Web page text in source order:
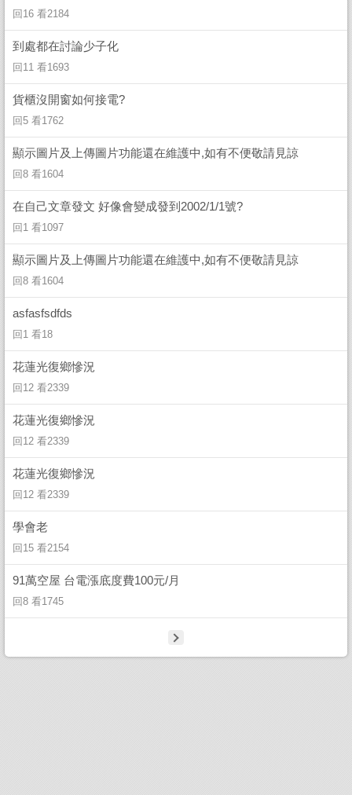
回16 看2184
到處都在討論少子化
回11 看1693
貨櫃沒開窗如何接電?
回5 看1762
顯示圖片及上傳圖片功能還在維護中,如有不便敬請見諒
回8 看1604
在自己文章發文 好像會變成發到2002/1/1號?
回1 看1097
顯示圖片及上傳圖片功能還在維護中,如有不便敬請見諒
回8 看1604
asfasfsdfds
回1 看18
花蓮光復鄉慘況
回12 看2339
花蓮光復鄉慘況
回12 看2339
花蓮光復鄉慘況
回12 看2339
學會老
回15 看2154
91萬空屋 台電漲底度費100元/月
回8 看1745